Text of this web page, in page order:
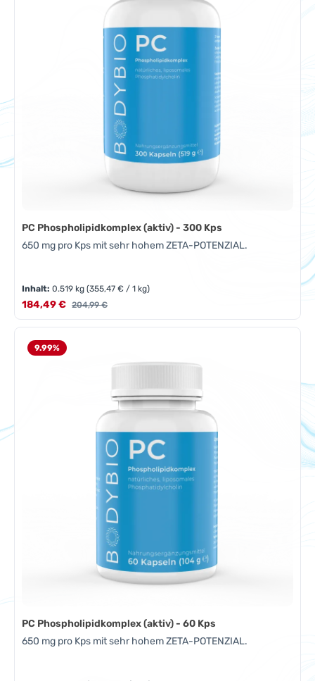
PC Phospholipidkomplex (aktiv) - 300 Kps
650 mg pro Kps mit sehr hohem ZETA-POTENZIAL.
Inhalt:0.519 kg(355,47 € / 1 kg)
Verkaufspreis:
184,49 € Regulärer Preis:
204,99 €
9.99%
PC Phospholipidkomplex (aktiv) - 60 Kps
650 mg pro Kps mit sehr hohem ZETA-POTENZIAL.